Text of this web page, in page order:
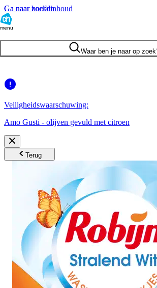
Ga naar hoofdinhoud
Ga naar zoeken
menu
Waar ben je naar op
Veiligheidswaarschuwing:
Amo Gusti - olijven gevuld met citroen
Terug